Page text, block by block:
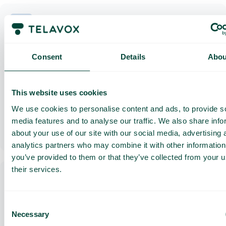
Consent Details
This website uses cookies
We use cookies to personalise content and ads, to provide
media features and to analyse our traffic. We also share
about your use of our site with our social media, advertising
analytics partners who may combine it with other
you’ve provided to them or that they’ve collected from your
their services.
Selection
Necessary
nous nous occupons d'ajuster votre statut pour vous orienter
En savoir plus